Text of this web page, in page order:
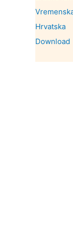
Hrvatska
Download